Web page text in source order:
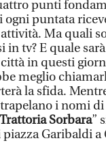
punti
ogni puntata
Ma quali
tv? E quale
in questi
meglio
la sfida.
i nomi di
Trattoria Sorbara”
piazza Garibaldi a